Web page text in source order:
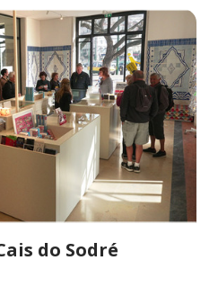
do Sodré